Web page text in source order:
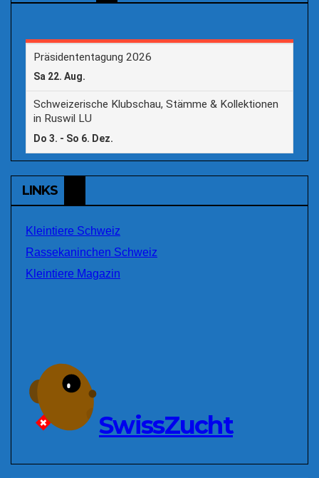
LINKS
Kleintiere Schweiz
Rassekaninchen Schweiz
Kleintiere Magazin
SwissZucht